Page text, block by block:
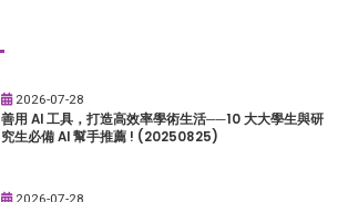
2026-07-28
善用 AI 工具，打造高效率學術生活──10 大大學生與研
究生必備 AI 幫手推薦 ! (20250825)
2026-07-28